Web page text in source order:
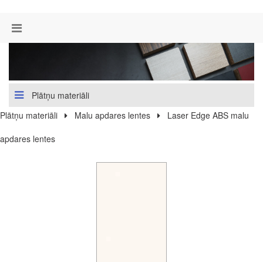
Plātņu materiāli
Plātņu materiāli
Malu apdares lentes
Laser Edge ABS malu
apdares lentes